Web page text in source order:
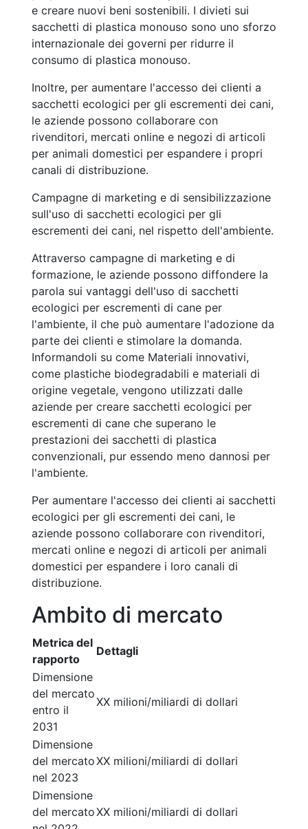
e creare nuovi beni sostenibili. I divieti sui
sacchetti di plastica monouso sono uno sforzo
internazionale dei governi per ridurre il
consumo di plastica monouso.
Inoltre, per aumentare l'accesso dei clienti a
sacchetti ecologici per gli escrementi dei cani,
le aziende possono collaborare con
rivenditori, mercati online e negozi di articoli
per animali domestici per espandere i propri
canali di distribuzione.
Campagne di marketing e di sensibilizzazione
sull'uso di sacchetti ecologici per gli
escrementi dei cani, nel rispetto dell'ambiente.
Attraverso campagne di marketing e di
formazione, le aziende possono diffondere la
parola sui vantaggi dell'uso di sacchetti
ecologici per escrementi di cane per
l'ambiente, il che può aumentare l'adozione da
parte dei clienti e stimolare la domanda.
Informandoli su come Materiali innovativi,
come plastiche biodegradabili e materiali di
origine vegetale, vengono utilizzati dalle
aziende per creare sacchetti ecologici per
escrementi di cane che superano le
prestazioni dei sacchetti di plastica
convenzionali, pur essendo meno dannosi per
l'ambiente.
Per aumentare l'accesso dei clienti ai sacchetti
ecologici per gli escrementi dei cani, le
aziende possono collaborare con rivenditori,
mercati online e negozi di articoli per animali
domestici per espandere i loro canali di
distribuzione.
Ambito di mercato
Metrica del
rapporto
Dettagli
Dimensione
del mercato
entro il
2031
XX milioni/miliardi di dollari
Dimensione
del mercato
nel 2023
XX milioni/miliardi di dollari
Dimensione
del mercatoXX milioni/miliardi di dollari